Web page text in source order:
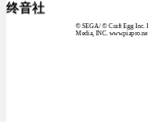
终音社
© SEGA / © Craft Egg Inc.
Media, INC.